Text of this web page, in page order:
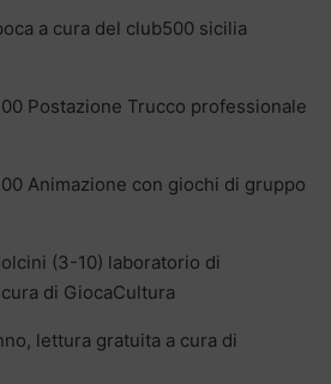
a cura del club500 sicilia
Postazione Trucco professionale
Animazione con giochi di gruppo
(3-10) laboratorio di
di GiocaCultura
lettura gratuita a cura di